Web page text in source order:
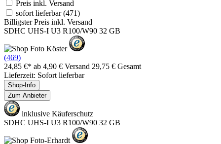
Preis inkl. Versand
sofort lieferbar(471)
Billigster Preis inkl. Versand
SDHC UHS-I U3 R100/W90 32 GB
(469)
24,85 €* ab 4,90 € Versand 29,75 € Gesamt
Lieferzeit: Sofort lieferbar
Shop-Info
Zum Anbieter
inklusive Käuferschutz
SDHC UHS-I U3 R100/W90 32 GB